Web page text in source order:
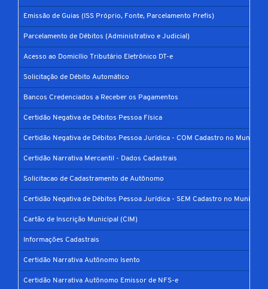
Emissão de Guias (ISS Próprio, Fonte, Parcelamento Prefis)
Parcelamento de Débitos (Administrativo e Judicial)
Acesso ao Domicílio Tributário Eletrônico DT-e
Solicitação de Débito Automático
Bancos Credenciados a Receber os Pagamentos
Certidão Negativa de Débitos Pessoa Física
Certidão Negativa de Débitos Pessoa Jurídica - COM Cadastro no Município
Certidão Narrativa Mercantil - Dados Cadastrais
Solicitacao de Cadastramento de Autônomo
Certidão Negativa de Débitos Pessoa Jurídica - SEM Cadastro no Município
Cartão de Inscrição Municipal (CIM)
Informações Cadastrais
Certidão Narrativa Autônomo Isento
Certidão Narrativa Autônomo Emissor de NFS-e